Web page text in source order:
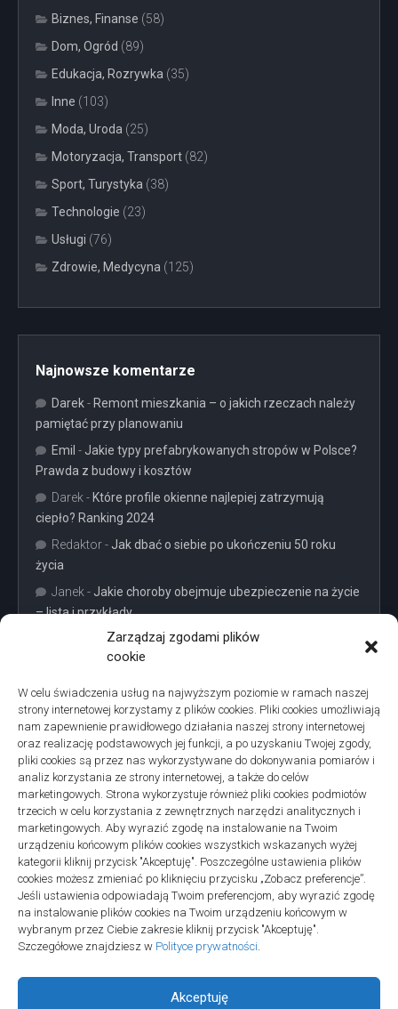
Zarządzaj zgodami plików
cookie
W celu świadczenia usług na najwyższym poziomie w ramach naszej
strony internetowej korzystamy z plików cookies. Pliki cookies umożliwiają
nam zapewnienie prawidłowego działania naszej strony internetowej
oraz realizację podstawowych jej funkcji, a po uzyskaniu Twojej zgody,
pliki cookies są przez nas wykorzystywane do dokonywania pomiarów i
analiz korzystania ze strony internetowej, a także do celów
marketingowych. Strona wykorzystuje również pliki cookies podmiotów
trzecich w celu korzystania z zewnętrznych narzędzi analitycznych i
marketingowych. Aby wyrazić zgodę na instalowanie na Twoim
urządzeniu końcowym plików cookies wszystkich wskazanych wyżej
kategorii kliknij przycisk "Akceptuję". Poszczególne ustawienia plików
cookies możesz zmieniać po kliknięciu przycisku „Zobacz preferencje”.
Jeśli ustawienia odpowiadają Twoim preferencjom, aby wyrazić zgodę
na instalowanie plików cookies na Twoim urządzeniu końcowym w
wybranym przez Ciebie zakresie kliknij przycisk "Akceptuję".
Szczegółowe znajdziesz w Polityce prywatności.
Akceptuję
Biznes, Finanse (58)
Dom, Ogród (89)
Edukacja, Rozrywka (35)
Inne (103)
Moda, Uroda (25)
Motoryzacja, Transport (82)
Sport, Turystyka (38)
Technologie (23)
Usługi (76)
Zdrowie, Medycyna (125)
Najnowsze komentarze
Darek- Remont mieszkania – o jakich rzeczach należy
pamiętać przy planowaniu
Emil - Jakie typy prefabrykowanych stropów w Polsce?
Prawda z budowy i kosztów
Darek - Które profile okienne najlepiej zatrzymują
ciepło? Ranking 2024
Redaktor- Jak dbać o siebie po ukończeniu 50 roku
życia
Janek - Jakie choroby obejmuje ubezpieczenie na życie
– lista i przykłady
Projekty domów Podkarpacie
linki z nap